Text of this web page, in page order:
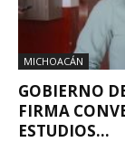
MICHOACÁN
GOBIERNO
FIRMA
ESTUDIOS...